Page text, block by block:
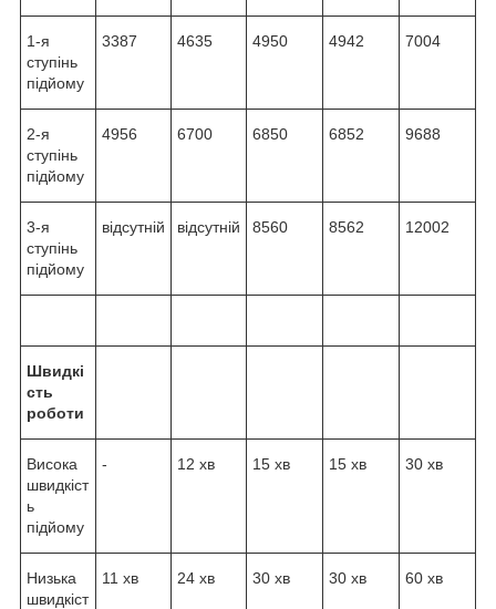
1-я
ступінь
підйому
3387 4635 4950 4942 7004
2-я
ступінь
підйому
4956 6700 6850 6852 9688
3-я
ступінь
підйому
відсутній відсутній 8560 8562 12002
Швидкі
сть
роботи
Висока
швидкіст
ь
підйому
- 12 хв 15 хв 15 хв 30 хв
Низька
швидкіст
11 хв 24 хв 30 хв 30 хв 60 хв